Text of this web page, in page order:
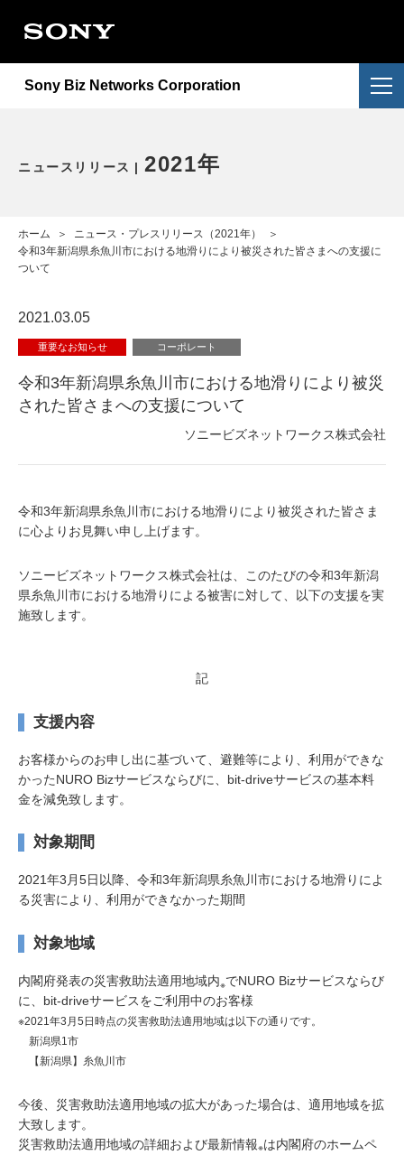
Sony Biz Networks Corporation
会社情報
アクセス
提供サービス
NURO Biz
2026年
2024年
2022年
重要なお知らせ
採用情報
ニュースリリース 2021年
ホーム ＞ ニュース・プレスリリース（2021年）
＞
令和3年新潟県糸魚川市における地滑りにより被災された皆さまへの支援に
ついて
2021.03.05
重要なお知らせ コーポレート
令和3年新潟県糸魚川市における地滑りにより被災
された皆さまへの支援について
ソニービズネットワークス株式会社
令和3年新潟県糸魚川市における地滑りにより被災された皆さま
に心よりお見舞い申し上げます。
ソニービズネットワークス株式会社は、このたびの令和3年新潟
県糸魚川市における地滑りによる被害に対して、以下の支援を実
施致します。
記
支援内容
お客様からのお申し出に基づいて、避難等により、利用ができな
かったNURO Bizサービスならびに、bit-driveサービスの基本料
金を減免致します。
対象期間
2021年3月5日以降、令和3年新潟県糸魚川市における地滑りによ
る災害により、利用ができなかった期間
対象地域
内閣府発表の災害救助法適用地域内※でNURO Bizサービスならび
に、bit-driveサービスをご利用中のお客様
※2021年3月5日時点の災害救助法適用地域は以下の通りです。
新潟県1市
【新潟県】糸魚川市
今後、災害救助法適用地域の拡大があった場合は、適用地域を拡
大致します。
災害救助法適用地域の詳細および最新情報※は内閣府のホームペ